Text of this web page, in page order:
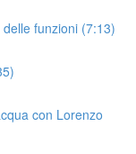
funzioni (7:13)
con Lorenzo